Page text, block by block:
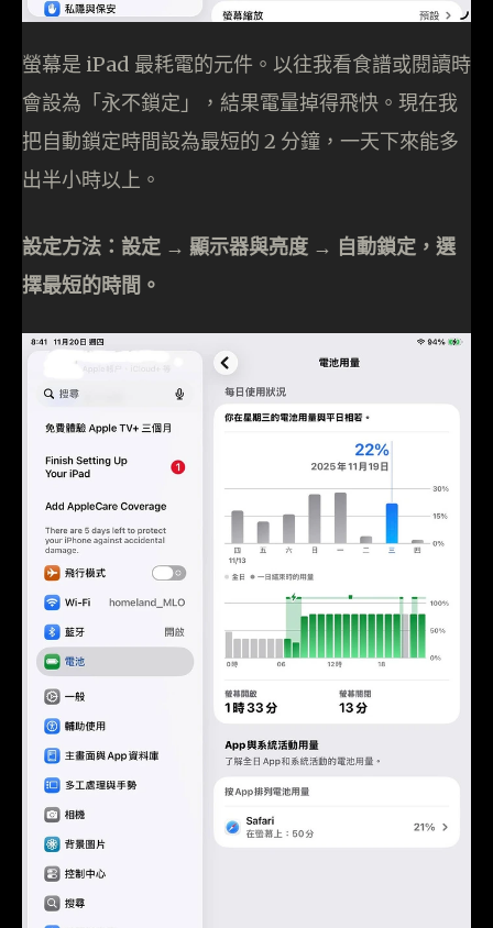
螢幕是 iPad 最耗電的元件。以往我看食譜或閱讀時
會設為「永不鎖定」，結果電量掉得飛快。現在我
把自動鎖定時間設為最短的 2 分鐘，一天下來能多
出半小時以上。
設定方法：設定 → 顯示器與亮度 → 自動鎖定，選
擇最短的時間。